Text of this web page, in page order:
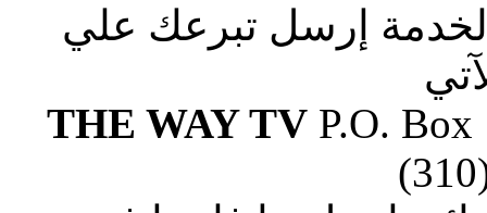
إرسل تبرعك علي
THE WAY TVP.O. Box